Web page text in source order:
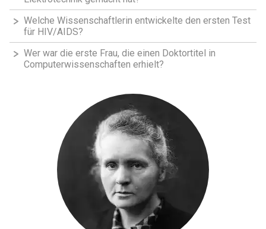
Welche Wissenschaftlerin entwickelte den ersten Test
für HIV/AIDS?
Wer war die erste Frau, die einen Doktortitel in
Computerwissenschaften erhielt?